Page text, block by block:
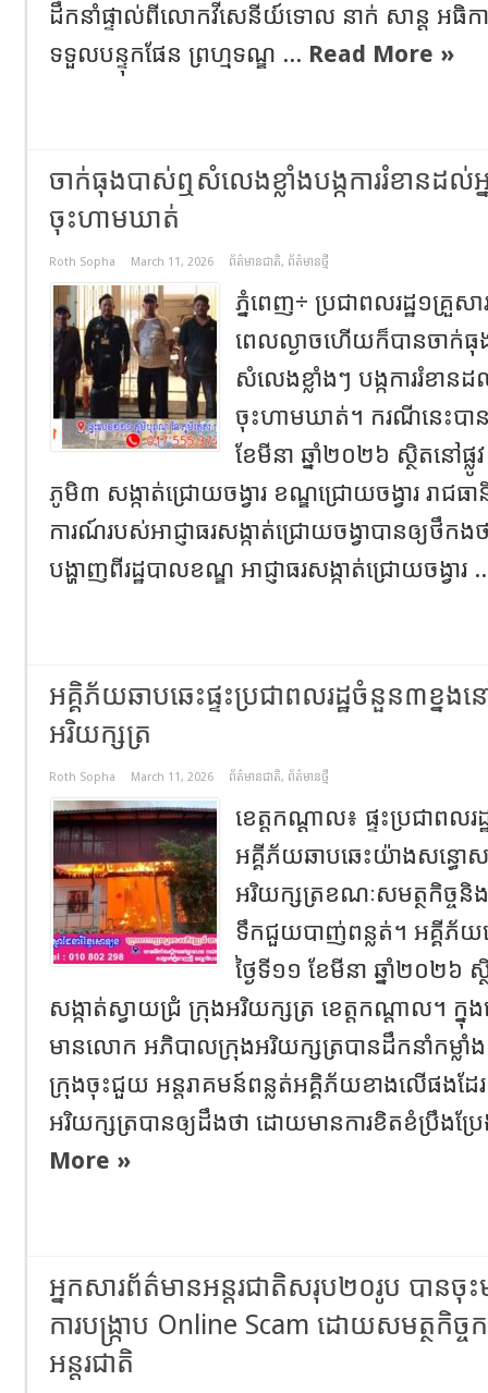
ដឹកនាំផ្ទាល់ពីលោកវីសេនីយ៍ទោល នាក់ សាន្ត អធិ
ទទួលបន្ទុកផែន ព្រហ្មទណ្ឌ ... Read More »
ចាក់ធុងបាស់ឮសំលេងខ្លាំងបង្កការរំខានដល់អ្ន
ចុះហាមឃាត់
Roth Sopha March 11, 2026 ព័ត៌មានជាតិ, ព័ត៌មានថ្មី
ភ្នំពេញ÷ ប្រជាពលរដ្ឋ១គ្រួស
ពេលល្ងាចហើយក៏បានចាក់
សំលេងខ្លាំងៗ បង្កការរំខានដ
ចុះហាមឃាត់។ ករណីនេះបា
ខែមីនា ឆ្នាំ២០២៦ ស្ថិតនៅផ្លូ
ភូមិ៣ សង្កាត់ជ្រោយចង្វារ ខណ្ឌជ្រោយចង្វារ រាជ
ការណ៍របស់អាជ្ញាធរសង្កាត់ជ្រោយចង្វាបានឲ្យថឹ
បង្ហាញពីរដ្ឋបាលខណ្ឌ អាជ្ញាធរសង្កាត់ជ្រោយចង្វារ
អគ្គិភ័យឆាបឆេះផ្ទះប្រជាពលរដ្ឋចំនួន៣ខ្នង
អរិយក្សត្រ
Roth Sopha March 11, 2026 ព័ត៌មានជាតិ, ព័ត៌មានថ្មី
ខេត្តកណ្តាល៖ ផ្ទះប្រជាពលរ
អគ្គីភ័យឆាបឆេះយ៉ាងសន្ធោស
អរិយក្សត្រខណៈសមត្ថកិច្ចនិង
ទឹកជួយបាញ់ពន្លត់។ អគ្គីភ័យ
ថ្ងៃទី១១ ខែមីនា ឆ្នាំ២០២៦
សង្កាត់ស្វាយជ្រំ ក្រុងអរិយក្សត្រ ខេត្តកណ្តាល។ ក្
មានលោក អភិបាលក្រុងអរិយក្សត្របានដឹកនាំកម្លាំង
ក្រុងចុះជួយ អន្តរាគមន៍ពន្លត់អគ្គិភ័យខាងលើផងដែ
អរិយក្សត្របានឲ្យដឹងថា ដោយមានការខិតខំប្រឹងប្រ
More »
អ្នកសារព័ត៌មានអន្តរជាតិសរុប២០រូប បាន
ការបង្ក្រាប Online Scam ដោយសមត្ថកិច្ចក
អន្តរជាតិ